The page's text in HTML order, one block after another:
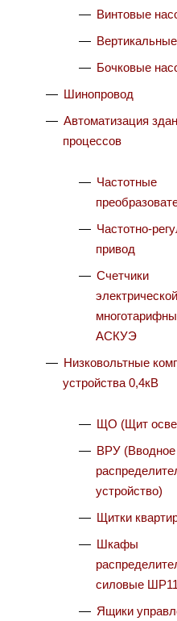
Винтовые
Бочковые
Шинопровод
Автоматизация
процессов
Частотные
Частотно-
привод
Счетчики
АСКУЭ
Низковольтные
устройства 0,4кВ
ЩО (Щит
ВРУ (Вводное
устройство)
Щитки
Шкафы
силовые
Ящики